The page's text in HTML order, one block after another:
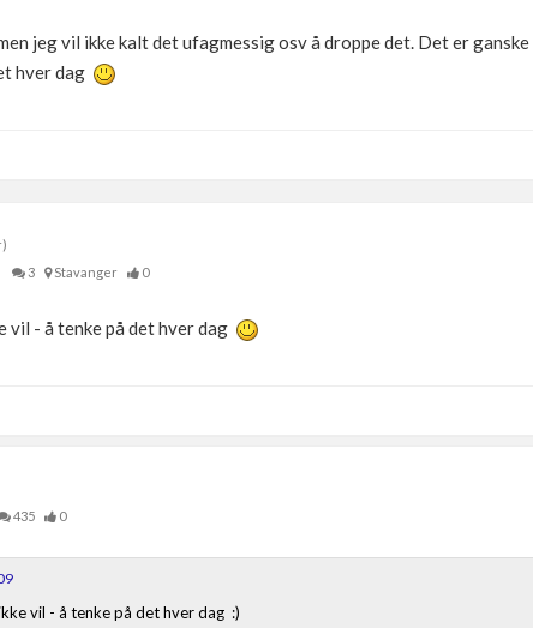
jeg vil ikke kalt det ufagmessig osv å droppe det. Det er
hver dag
3 Stavanger 0
vil - å tenke på det hver dag
435 0
vil - å tenke på det hver dag :)